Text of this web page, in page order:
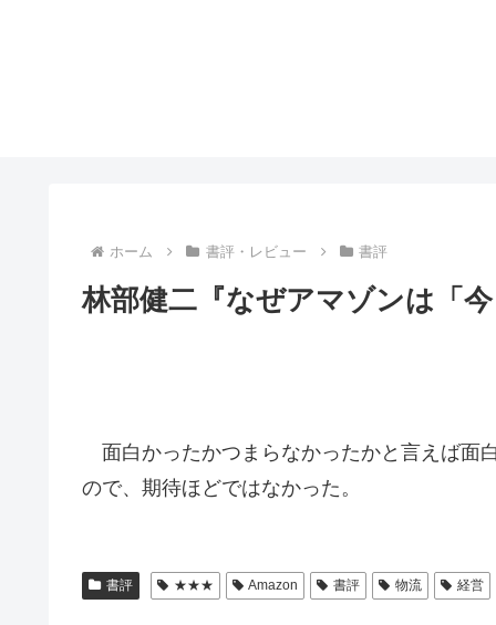
ホーム 書評・レビュー 書評
林部健二『なぜアマゾンは
面白かったかつまらなかったかと言えば面
ので、期待ほどではなかった。
書評 ★★★ Amazon 書評 物流 経営